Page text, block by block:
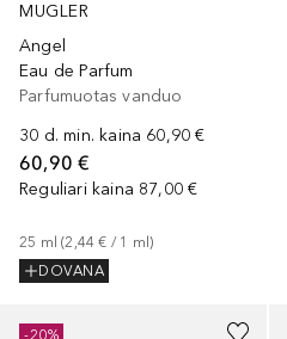
MUGLER
Angel
Eau de Parfum
Parfumuotas vanduo
30 d. min. kaina 60,90 €
60,90 €
Reguliari kaina 87,00 €
25 ml (2,44 € / 1 ml)
DOVANA